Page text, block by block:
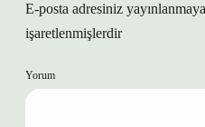
E-posta adresiniz
işaretlenmişlerdir
Yorum